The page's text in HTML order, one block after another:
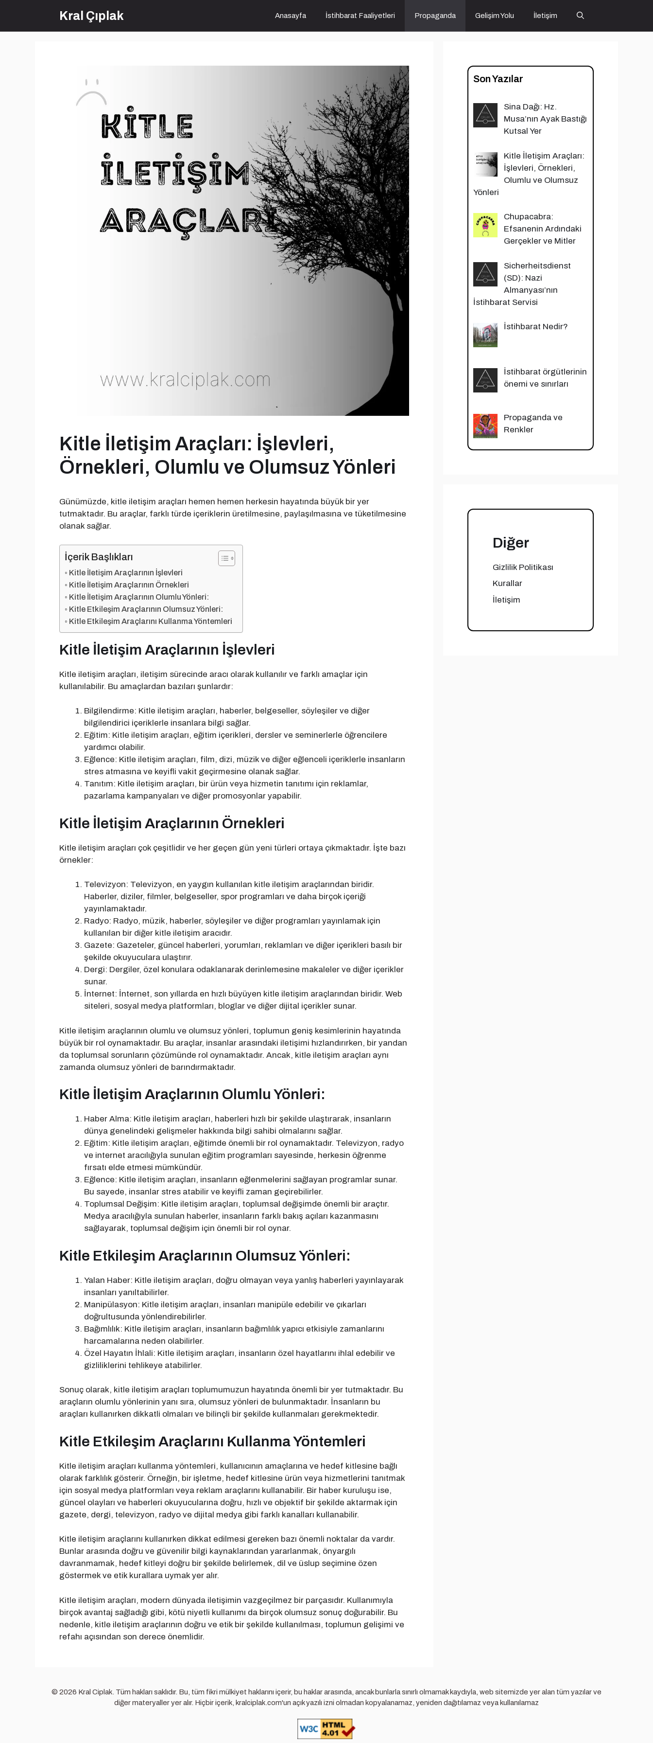
Kral Çıplak Anasayfa İstihbarat Faaliyetleri Propaganda Gelişim Yolu İletişim
Kitle İletişim Araçları: İşlevleri,
Örnekleri, Olumlu ve Olumsuz Yönleri
Günümüzde, kitle iletişim araçları hemen hemen herkesin hayatında büyük bir yer
tutmaktadır. Bu araçlar, farklı türde içeriklerin üretilmesine, paylaşılmasına ve tüketilmesine
olanak sağlar.
İçerik Başlıkları
Kitle İletişim Araçlarının İşlevleri
Kitle İletişim Araçlarının Örnekleri
Kitle İletişim Araçlarının Olumlu Yönleri:
Kitle Etkileşim Araçlarının Olumsuz Yönleri:
Kitle Etkileşim Araçlarını Kullanma Yöntemleri
Kitle İletişim Araçlarının İşlevleri
Kitle iletişim araçları, iletişim sürecinde aracı olarak kullanılır ve farklı amaçlar için
kullanılabilir. Bu amaçlardan bazıları şunlardır:
Bilgilendirme: Kitle iletişim araçları, haberler, belgeseller, söyleşiler ve diğer
bilgilendirici içeriklerle insanlara bilgi sağlar.
Eğitim: Kitle iletişim araçları, eğitim içerikleri, dersler ve seminerlerle öğrencilere
yardımcı olabilir.
Eğlence: Kitle iletişim araçları, film, dizi, müzik ve diğer eğlenceli içeriklerle insanların
stres atmasına ve keyifli vakit geçirmesine olanak sağlar.
Tanıtım: Kitle iletişim araçları, bir ürün veya hizmetin tanıtımı için reklamlar,
pazarlama kampanyaları ve diğer promosyonlar yapabilir.
Kitle İletişim Araçlarının Örnekleri
Kitle iletişim araçları çok çeşitlidir ve her geçen gün yeni türleri ortaya çıkmaktadır. İşte bazı
örnekler:
Televizyon: Televizyon, en yaygın kullanılan kitle iletişim araçlarından biridir.
Haberler, diziler, filmler, belgeseller, spor programları ve daha birçok içeriği
yayınlamaktadır.
Radyo: Radyo, müzik, haberler, söyleşiler ve diğer programları yayınlamak için
kullanılan bir diğer kitle iletişim aracıdır.
Gazete: Gazeteler, güncel haberleri, yorumları, reklamları ve diğer içerikleri basılı bir
şekilde okuyuculara ulaştırır.
Dergi: Dergiler, özel konulara odaklanarak derinlemesine makaleler ve diğer içerikler
sunar.
İnternet: İnternet, son yıllarda en hızlı büyüyen kitle iletişim araçlarından biridir. Web
siteleri, sosyal medya platformları, bloglar ve diğer dijital içerikler sunar.
Kitle iletişim araçlarının olumlu ve olumsuz yönleri, toplumun geniş kesimlerinin hayatında
büyük bir rol oynamaktadır. Bu araçlar, insanlar arasındaki iletişimi hızlandırırken, bir yandan
da toplumsal sorunların çözümünde rol oynamaktadır. Ancak, kitle iletişim araçları aynı
zamanda olumsuz yönleri de barındırmaktadır.
Kitle İletişim Araçlarının Olumlu Yönleri:
Haber Alma: Kitle iletişim araçları, haberleri hızlı bir şekilde ulaştırarak, insanların
dünya genelindeki gelişmeler hakkında bilgi sahibi olmalarını sağlar.
Eğitim: Kitle iletişim araçları, eğitimde önemli bir rol oynamaktadır. Televizyon, radyo
ve internet aracılığıyla sunulan eğitim programları sayesinde, herkesin öğrenme
fırsatı elde etmesi mümkündür.
Eğlence: Kitle iletişim araçları, insanların eğlenmelerini sağlayan programlar sunar.
Bu sayede, insanlar stres atabilir ve keyifli zaman geçirebilirler.
Toplumsal Değişim: Kitle iletişim araçları, toplumsal değişimde önemli bir araçtır.
Medya aracılığıyla sunulan haberler, insanların farklı bakış açıları kazanmasını
sağlayarak, toplumsal değişim için önemli bir rol oynar.
Kitle Etkileşim Araçlarının Olumsuz Yönleri:
Yalan Haber: Kitle iletişim araçları, doğru olmayan veya yanlış haberleri yayınlayarak
insanları yanıltabilirler.
Manipülasyon: Kitle iletişim araçları, insanları manipüle edebilir ve çıkarları
doğrultusunda yönlendirebilirler.
Bağımlılık: Kitle iletişim araçları, insanların bağımlılık yapıcı etkisiyle zamanlarını
harcamalarına neden olabilirler.
Özel Hayatın İhlali: Kitle iletişim araçları, insanların özel hayatlarını ihlal edebilir ve
gizliliklerini tehlikeye atabilirler.
Sonuç olarak, kitle iletişim araçları toplumumuzun hayatında önemli bir yer tutmaktadır. Bu
araçların olumlu yönlerinin yanı sıra, olumsuz yönleri de bulunmaktadır. İnsanların bu
araçları kullanırken dikkatli olmaları ve bilinçli bir şekilde kullanmaları gerekmektedir.
Kitle Etkileşim Araçlarını Kullanma Yöntemleri
Kitle iletişim araçları kullanma yöntemleri, kullanıcının amaçlarına ve hedef kitlesine bağlı
olarak farklılık gösterir. Örneğin, bir işletme, hedef kitlesine ürün veya hizmetlerini tanıtmak
için sosyal medya platformları veya reklam araçlarını kullanabilir. Bir haber kuruluşu ise,
güncel olayları ve haberleri okuyucularına doğru, hızlı ve objektif bir şekilde aktarmak için
gazete, dergi, televizyon, radyo ve dijital medya gibi farklı kanalları kullanabilir.
Kitle iletişim araçlarını kullanırken dikkat edilmesi gereken bazı önemli noktalar da vardır.
Bunlar arasında doğru ve güvenilir bilgi kaynaklarından yararlanmak, önyargılı
davranmamak, hedef kitleyi doğru bir şekilde belirlemek, dil ve üslup seçimine özen
göstermek ve etik kurallara uymak yer alır.
Kitle iletişim araçları, modern dünyada iletişimin vazgeçilmez bir parçasıdır. Kullanımıyla
birçok avantaj sağladığı gibi, kötü niyetli kullanımı da birçok olumsuz sonuç doğurabilir. Bu
nedenle, kitle iletişim araçlarının doğru ve etik bir şekilde kullanılması, toplumun gelişimi ve
refahı açısından son derece önemlidir.
Son Yazılar
Sina Dağı: Hz.
Musa’nın Ayak Bastığı
Kutsal Yer
Kitle İletişim Araçları:
İşlevleri, Örnekleri,
Olumlu ve Olumsuz
Yönleri
Chupacabra:
Efsanenin Ardındaki
Gerçekler ve Mitler
Sicherheitsdienst
(SD): Nazi
Almanyası’nın
İstihbarat Servisi
İstihbarat Nedir?
İstihbarat örgütlerinin
önemi ve sınırları
Propaganda ve
Renkler
Diğer
Gizlilik Politikası
Kurallar
İletişim
© 2026 Kral Ciplak. Tüm hakları saklıdır. Bu, tüm fikri mülkiyet haklarını içerir, bu haklar arasında, ancak bunlarla sınırlı olmamak kaydıyla, web sitemizde yer alan tüm yazılar ve
diğer materyaller yer alır. Hiçbir içerik, kralciplak.com'un açık yazılı izni olmadan kopyalanamaz, yeniden dağıtılamaz veya kullanılamaz